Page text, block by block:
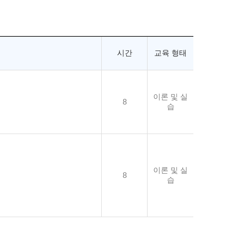
시간 교육 형태
8
이론 및 실
습
8
이론 및 실
습